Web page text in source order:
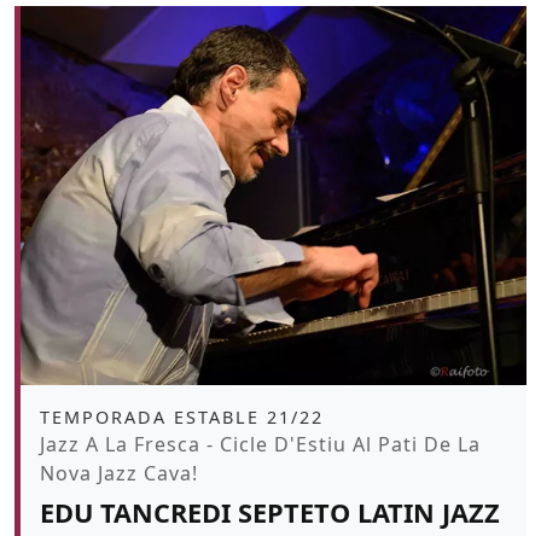
Àmbit
TEMPORADA ESTABLE 21/22
Promoció
Jazz A La Fresca - Cicle D'Estiu Al Pati De La
Nova Jazz Cava!
EDU TANCREDI SEPTETO LATIN JAZZ